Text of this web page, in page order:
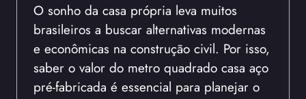
O sonho da casa própria leva muitos
brasileiros a buscar alternativas modernas
e econômicas na construção civil. Por isso,
saber o valor do metro quadrado casa aço
pré-fabricada é essencial para planejar o